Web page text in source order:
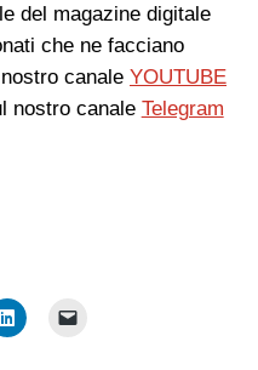
del magazine digitale
che ne facciano
canale YOUTUBE
nostro canale Telegram